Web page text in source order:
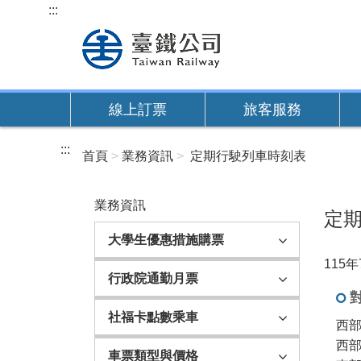
內
:::
線上訂票 旅客服務
::: 首頁 業務資訊 定期行駛列車時刻表
業務資訊
大學生優惠措施購票
行政院通勤月票
社福卡點數乘車
車票類型與價格
定
115
西
西